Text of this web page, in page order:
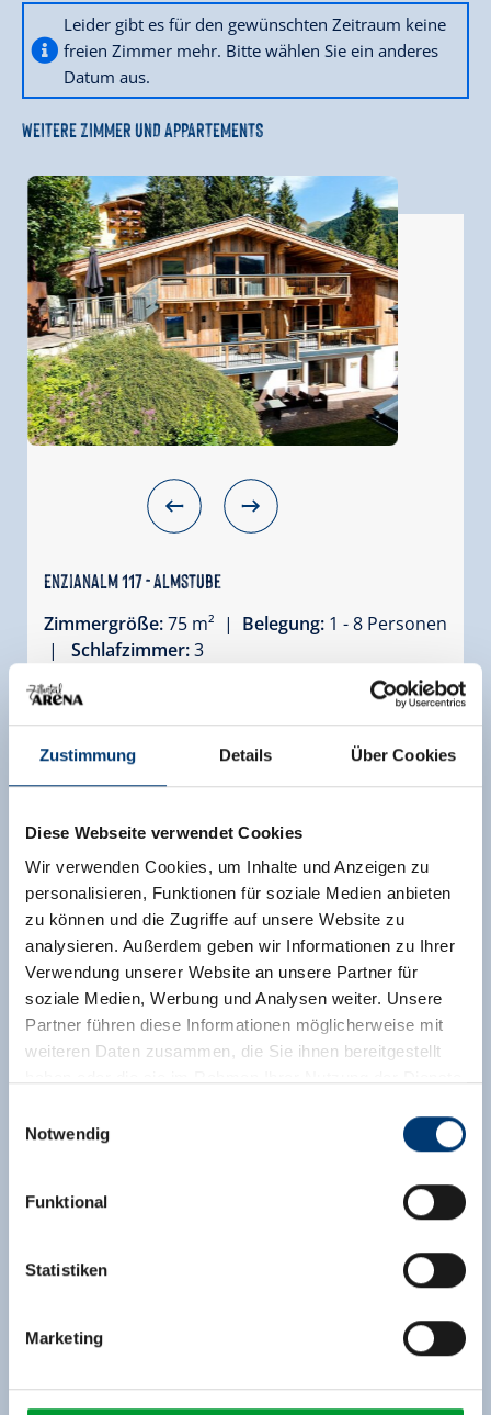
Zustimmung Details Über Cookies
Diese Webseite verwendet Cookies
Wir verwenden Cookies, um Inhalte und Anzeigen zu
personalisieren, Funktionen für soziale Medien anbieten
zu können und die Zugriffe auf unsere Website zu
analysieren. Außerdem geben wir Informationen zu Ihrer
Verwendung unserer Website an unsere Partner für
soziale Medien, Werbung und Analysen weiter. Unsere
Partner führen diese Informationen möglicherweise mit
weiteren Daten zusammen, die Sie ihnen bereitgestellt
Rohr 23// A-6280 Zell am Ziller
www.zillertalarena.com
Notwendig
Funktional
Statistiken
Marketing
Leider gibt es für den gewünschten Zeitraum keine
freien Zimmer mehr. Bitte wählen Sie ein anderes
Datum aus.
WEITERE ZIMMER UND APPARTEMENTS
Enzianalm 117 - Almstube
Zimmergröße:75 m² | Belegung: 1 - 8 Personen
|
Schlafzimmer:3
Die Ferienwohnung Enzianalm117/ Top
Almstube bietet viel Platz für eigene abendliche
Aktivitäten, wer nicht selbst kochen oder noch
ein kleines Getränk außerhalb einnehmen
in Laufweite. Die 4-Zimmer Ferienwohnung
mit offenem Kamin, einer schönen Sitzecke und
gut ausgestatteter, offener Küche. Die
Schlafzimmer sind zum Teil mit Bad en Suite
ausgestattet und eignen sich aufgrund Ihrer
Aufteilung für die Belegung von Paaren oder
Familien mit Kindern.
Ausstattung
Verfügbarkeitskalender